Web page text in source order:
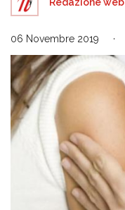
06 Novembre 2019